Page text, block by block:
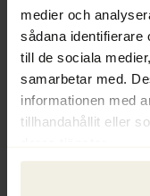
medier och
sådana identifierare
till de sociala
samarbetar med.
informationen med
tillhandahållit eller
tjänsteföretag.
funktioner inom
ekonomi och
att flytta enheter
Kina eller Indien.
Ofta uppstod
utmaningar kring